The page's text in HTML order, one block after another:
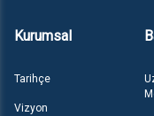
Kurumsal
Tarihçe
Vizyon